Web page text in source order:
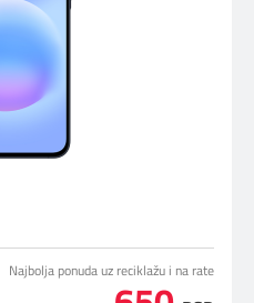
Najbolja ponuda uz reciklažu i na rate